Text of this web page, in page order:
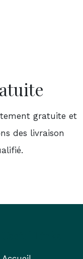
gratuite et
des livraison